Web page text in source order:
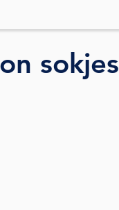
sokjes